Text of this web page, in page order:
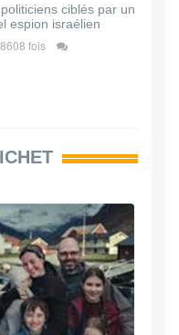
ciblés par un
espion israélien
fois